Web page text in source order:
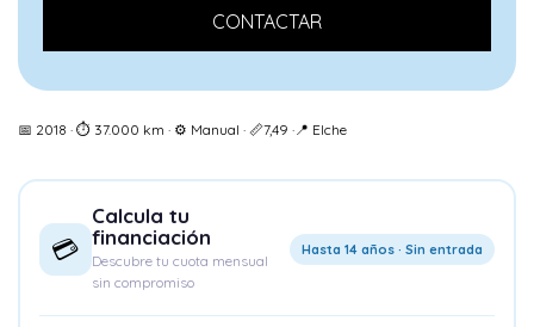
CONTACTAR
📅 2018 · ⏱️ 37.000 km · ⚙️ Manual · 📏7,49 ·📍 Elche
💳
Calcula tu
financiación
Descubre tu cuota mensual
sin compromiso
Hasta 14 años · Sin entrada